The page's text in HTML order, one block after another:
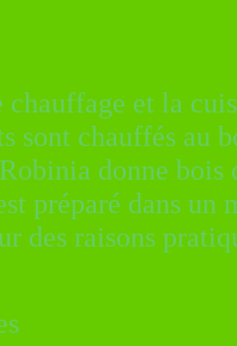
et la
sont chauffés
donne
préparé dans un
des raisons